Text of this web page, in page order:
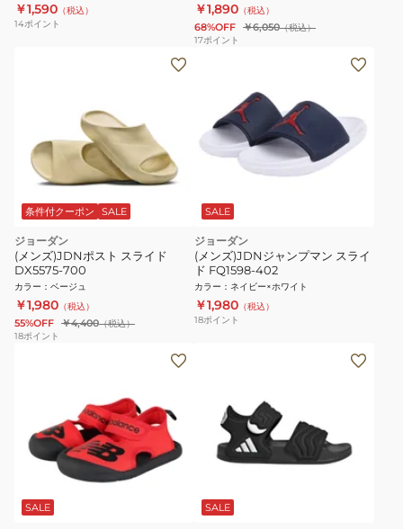
￥1,590 （税込）
14ポイント
キッズ 子供 ベビー 速乾性
￥1,890 （税込）
68%OFF ￥6,050（税込）
17ポイント
条件付クーポン SALE
ジョーダン
(メンズ)JDNポスト スライド
DX5575-700
カラー ： ベージュ
￥1,980 （税込）
55%OFF ￥4,400（税込）
18ポイント
SALE
ジョーダン
(メンズ)JDNジャンプマン スライ
ド FQ1598-402
カラー ： ネイビー×ホワイト
￥1,980 （税込）
18ポイント
SALE SALE